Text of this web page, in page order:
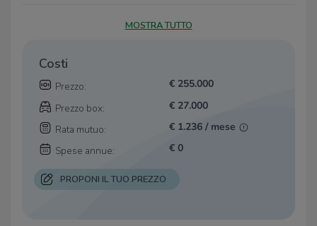
MOSTRA TUTTO
Costi
Prezzo:
€ 255.000
Prezzo box:
€ 27.000
Rata mutuo:
€ 1.236 / mese
Spese annue:
€ 0
PROPONI IL TUO PREZZO